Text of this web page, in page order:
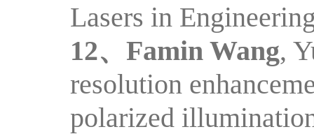
Lasers in
12、 Famin Wang,
resolution
polarized